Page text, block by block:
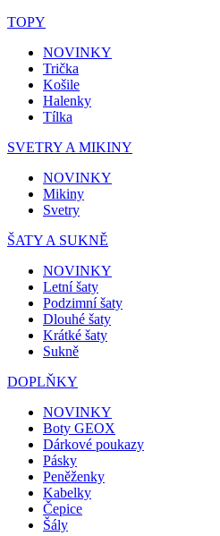
TOPY
NOVINKY
Trička
Košile
Halenky
Tílka
SVETRY A MIKINY
NOVINKY
Mikiny
Svetry
ŠATY A SUKNĚ
NOVINKY
Letní šaty
Podzimní šaty
Dlouhé šaty
Krátké šaty
Sukně
DOPLŇKY
NOVINKY
Boty GEOX
Dárkové poukazy
Pásky
Peněženky
Kabelky
Čepice
Šály